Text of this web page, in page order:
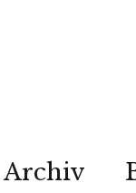
Archiv